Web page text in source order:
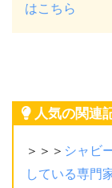
はこちら
人気の関連
＞＞＞ シャビ
している専門